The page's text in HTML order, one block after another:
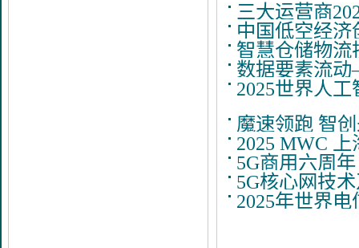
三大运营商
中国低空经
智慧仓储物
数据要素流
2025世界人
魔速领跑 智
2025 MWC
5G商用六周
5G核心网技
2025年世界